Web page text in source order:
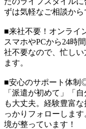
ずは気軽なご相談から
■来社不要！オンライ
スマホやPCから24時
社不要なので、忙し
ます。
■安心のサポート体制
「派遣が初めて」「
も大丈夫。経験豊富
っかりフォローしま
境が整っています！